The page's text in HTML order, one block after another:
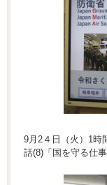
9月2４日（火）1時
話(8)「国を守る仕